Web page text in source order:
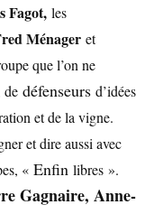
Fagot, les
Ménager et
que l’on ne
de défenseurs d’idées
et de la vigne.
et dire aussi avec
« Enfin libres ».
Gagnaire, Anne-